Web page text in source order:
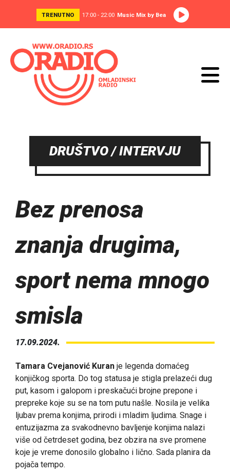
TRENUTNO 17:00 - 22:00 Music Mix by Bea
DRUŠTVO / INTERVJU
Bez prenosa
znanja drugima,
sport nema mnogo
smisla
17.09.2024.
Tamara Cvejanović Kuran je legenda domaćeg
konjičkog sporta. Do tog statusa je stigla prelazeći dug
put, kasom i galopom i preskačući brojne prepone i
prepreke koje su se na tom putu našle. Nosila je velika
ljubav prema konjima, prirodi i mladim ljudima. Snage i
entuzijazma za svakodnevno bavljenje konjima nalazi
više od četrdeset godina, bez obzira na sve promene
koje je vreme donosilo globalno i lično. Sada planira da
pojača tempo.